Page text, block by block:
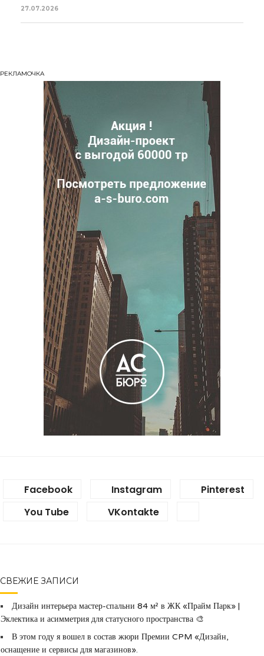
27.07.2026
РЕКЛАМОЧКА
Facebook Instagram
Pinterest
You Tube
VKontakte
СВЕЖИЕ ЗАПИСИ
Дизайн интерьера мастер-спальни 84 м² в ЖК «Прайм Парк» |
Эклектика и асимметрия для статусного пространства 🎨
В этом году я вошел в состав жюри Премии CPM «Дизайн,
оснащение и сервисы для магазинов».